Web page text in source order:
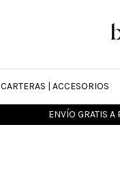
SALE is on > Hasta 50%
CARTERAS | ACCESORIOS